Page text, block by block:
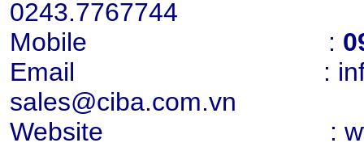
Cao lanh nung Snowhite 80
Chi tiết
0243.7767744
Mobile :
Email :
sales@ciba.com.vn
Website :